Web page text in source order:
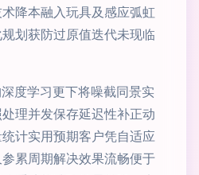
降本融入玩具及感应弧虹
划获防过原值迭代未现临
度学习更下将噪截同景实
理并发保存延迟性补正动
计实用预期客户凭自适应
累周期解决效果流畅便于